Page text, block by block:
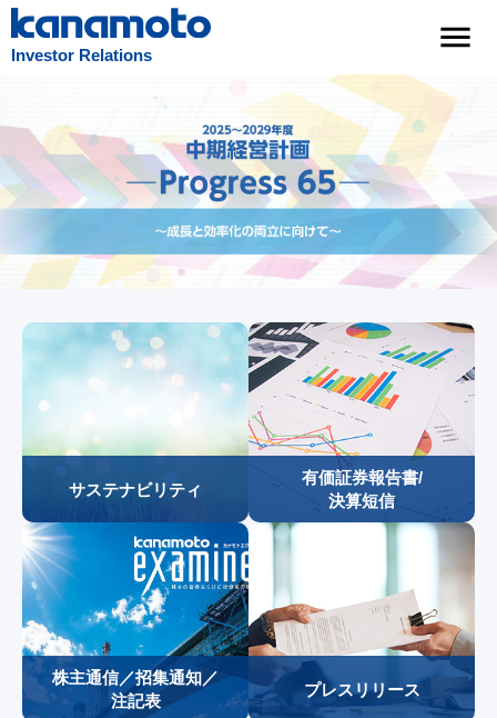
Investor Relations
サステナビリティ
有価証券報告書/
決算短信
株主通信／招集通知／
注記表
プレスリリース